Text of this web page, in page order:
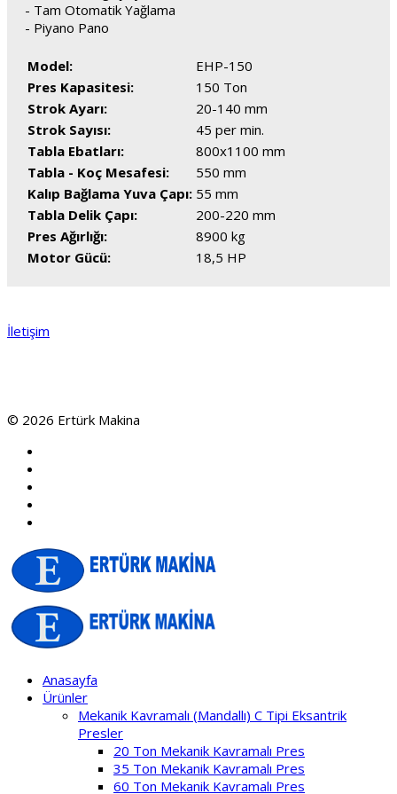
- Tam Otomatik Yağlama
- Piyano Pano
Model:
EHP-150
Pres Kapasitesi:
150 Ton
Strok Ayarı:
20-140 mm
Strok Sayısı:
45 per min.
Tabla Ebatları:
800x1100 mm
Tabla - Koç Mesafesi:
550 mm
Kalıp Bağlama Yuva Çapı: 55 mm
Tabla Delik Çapı:
200-220 mm
Pres Ağırlığı:
8900 kg
Motor Gücü:
18,5 HP
İletişim
© 2026 Ertürk Makina
Anasayfa
Ürünler
Mekanik Kavramalı (Mandallı) C Tipi Eksantrik
Presler
20 Ton Mekanik Kavramalı Pres
35 Ton Mekanik Kavramalı Pres
60 Ton Mekanik Kavramalı Pres